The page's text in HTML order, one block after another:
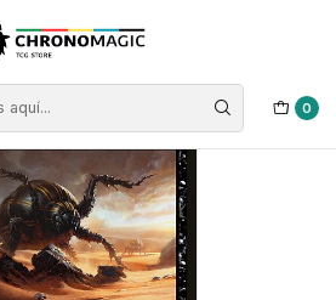
0
Gathering
| EN | NM | AKH